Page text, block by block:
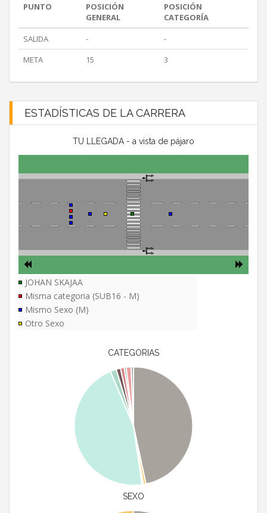
PUNTO
POSICIÓN
GENERAL
POSICIÓN
CATEGORÍA
SALIDA
-
-
META
15 3
ESTADÍSTICAS DE LA CARRERA
TU LLEGADA - a vista de pájaro
JOHAN SKAJAA
Misma categoria (SUB16 - M)
Mismo Sexo (M)
Otro Sexo
CATEGORIAS
SEXO